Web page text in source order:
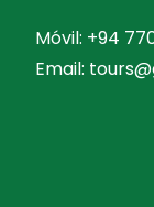
Móvil: +94
Email: